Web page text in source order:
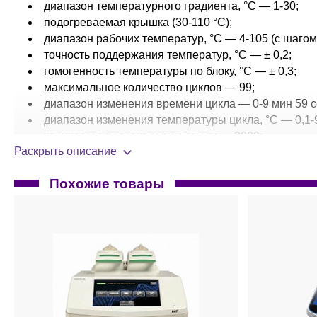
диапазон температурного градиента, °C — 1-30;
подогреваемая крышка (30-110 °С);
диапазон рабочих температур, °С — 4-105 (с
точность поддержания температур, °С — ± 0,2;
гомогенность температуры по блоку, °С — ± 0,3;
максимальное количество циклов — 99;
диапазон изменения времени цикла — 0-9 мин 59
диапазон изменения температуры цикла, °С — 0,1-
количество протоколов в памяти — 2000;
цветной сенсорный дисплей 8 дюймов;
использование мобильных приложений для iOS/
Раскрыть описание
Похожие товары